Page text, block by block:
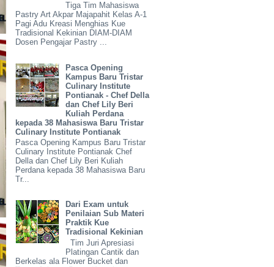
Tiga Tim Mahasiswa
Pastry Art Akpar Majapahit Kelas A-1
Pagi Adu Kreasi Menghias Kue
Tradisional Kekinian DIAM-DIAM
Dosen Pengajar Pastry ...
Pasca Opening
Kampus Baru Tristar
Culinary Institute
Pontianak - Chef Della
dan Chef Lily Beri
Kuliah Perdana
kepada 38 Mahasiswa Baru Tristar
Culinary Institute Pontianak
Pasca Opening Kampus Baru Tristar
Culinary Institute Pontianak Chef
Della dan Chef Lily Beri Kuliah
Perdana kepada 38 Mahasiswa Baru
Tr...
Dari Exam untuk
Penilaian Sub Materi
Praktik Kue
Tradisional Kekinian
Tim Juri Apresiasi
Platingan Cantik dan
Berkelas ala Flower Bucket dan